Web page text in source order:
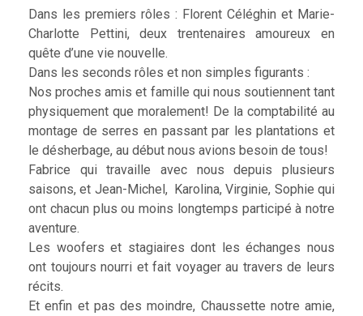
Dans les premiers rôles : Florent Céléghin et Marie-
Charlotte Pettini, deux trentenaires amoureux en
quête d’une vie nouvelle.
Dans les seconds rôles et non simples figurants :
Nos proches amis et famille qui nous soutiennent tant
physiquement que moralement! De la comptabilité au
montage de serres en passant par les plantations et
le désherbage, au début nous avions besoin de tous!
Fabrice qui travaille avec nous depuis plusieurs
saisons, et Jean-Michel, Karolina, Virginie, Sophie qui
ont chacun plus ou moins longtemps participé à notre
aventure.
Les woofers et stagiaires dont les échanges nous
ont toujours nourri et fait voyager au travers de leurs
récits.
Et enfin et pas des moindre, Chaussette notre amie,